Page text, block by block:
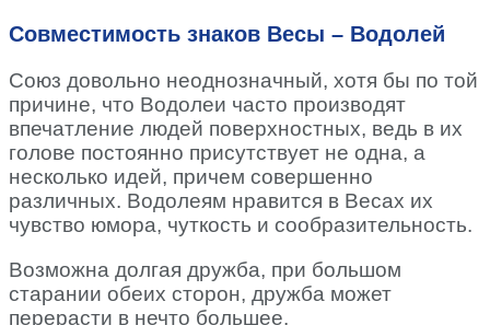
Совместимость знаков Весы – Водолей
Союз довольно неоднозначный, хотя бы по той
причине, что Водолеи часто производят
впечатление людей поверхностных, ведь в их
голове постоянно присутствует не одна, а
несколько идей, причем совершенно
различных. Водолеям нравится в Весах их
чувство юмора, чуткость и сообразительность.
Возможна долгая дружба, при большом
старании обеих сторон, дружба может
перерасти в нечто большее.